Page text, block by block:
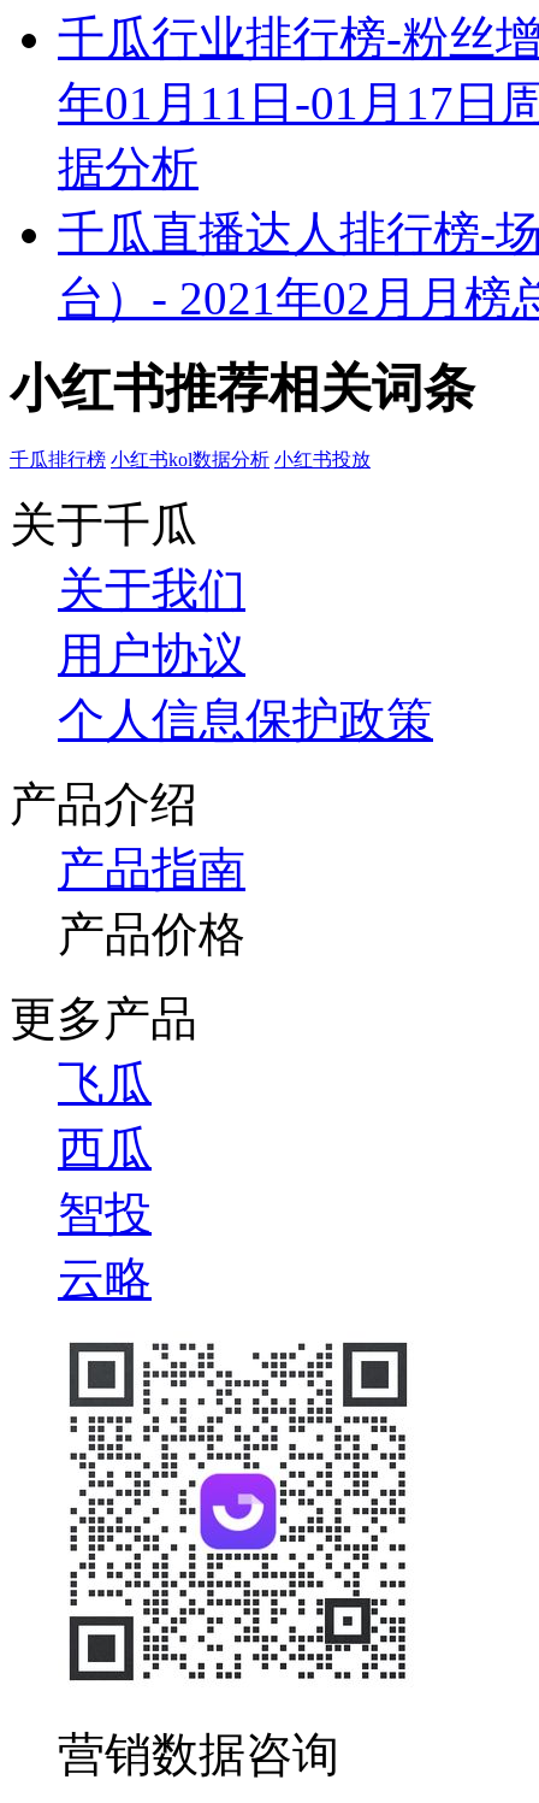
千瓜行业排行榜-粉丝
年01月11日-01月17日
据分析
千瓜直播达人排行榜-
台）- 2021年02月月
小红书推荐相关词条
千瓜排行榜 小红书kol数据分析 小红书投放
关于千瓜
关于我们
用户协议
个人信息保护政策
产品介绍
产品指南
产品价格
更多产品
飞瓜
西瓜
智投
云略
营销数据咨询